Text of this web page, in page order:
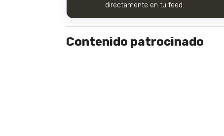
directamente en tu feed.
Contenido patrocinado